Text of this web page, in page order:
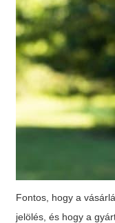
Fontos, hogy a
jelölés, és hogy a